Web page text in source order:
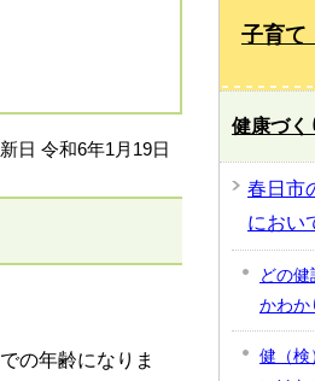
日 令和6年1月19日
の年齢になりま
子育て
健康づく
春日市
におい
どの
かわか
健（検